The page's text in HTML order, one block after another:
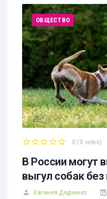
ОБЩЕСТВО
0 ( 0 votes)
В России могут
выгул собак
Евгения Дядченко